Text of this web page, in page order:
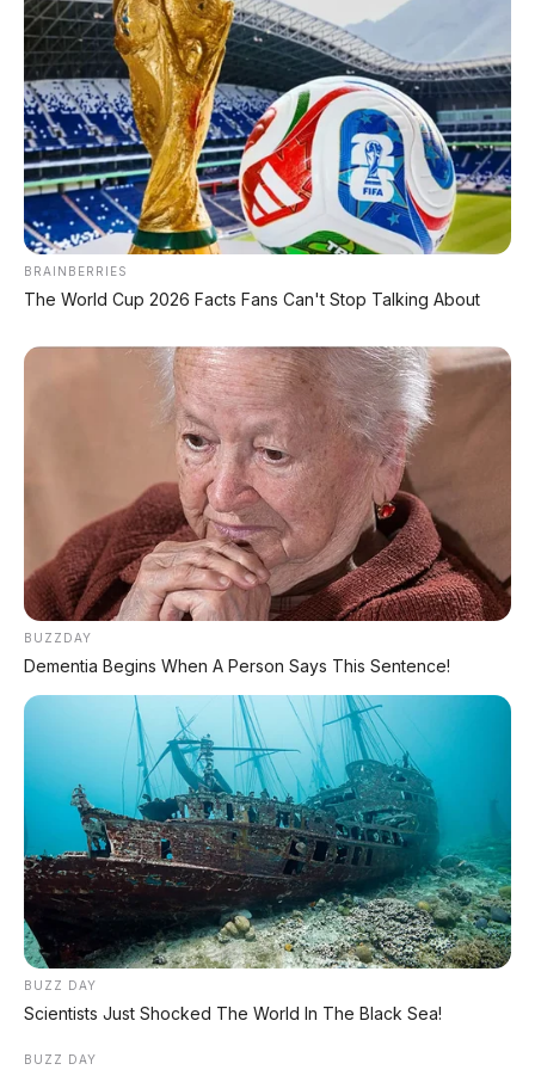
🏍️ Info Motor Honda
🏍️ Info Motor Yamaha
🏍️ Info Motor Suzuki
🏍️ Info Motor Kawasaki
#HongqiH7PHEV #SedanPremium
#MobilListrik
#HongqiIndonesia
© 2026 AP Motor – Hongqi H7 PHEV: sedan premium plug-in
hybrid dengan akselerasi 3,9 detik, konsumsi 4,4 L/100km,
dimensi 5.060 mm, wheelbase 2.970 mm. Mesin 1.5L turbo,
baterai LFP. Fitur keamanan lengkap, layar ganda, OTA updates,
dan konektivitas 5G.
Bagikan:
Postingan Terkait
Foton Mars PHEV 2026:
Pikap Hybrid 469 Hp
dengan Range 1.200 Km
Stelato S9 Touring: Station
Wagon Listrik Premium
dengan Total Range 1.305
Km
BRAINBERRIES
The World Cup 2026 Facts Fans Can't Stop Talking About
BUZZDAY
Dementia Begins When A Person Says This Sentence!
BUZZ DAY
Scientists Just Shocked The World In The Black Sea!
BUZZ DAY